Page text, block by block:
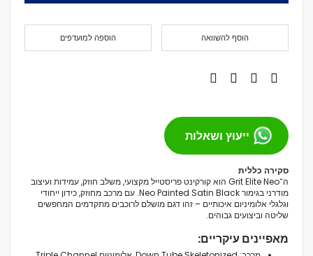
הוספה למועדפים הוסף להשוואה
ייעוץ ושאלות
סקירה כללית
ה־Grit Elite Neo הוא קורקינט פריסטייל מקצועי, משלב חוזק, עמידות ועיצוב
מודרני בגימור Neo Painted Satin Black. עם מרכב מחוזק, כידון ייחודי
וגלגלי אלומיניום איכותיים – זהו דגם מושלם לרוכבים מתקדמים המחפשים
שליטה וביצועים גבוהים.
מאפיינים עיקריים: